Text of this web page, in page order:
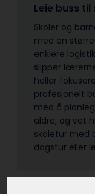
Leie buss
Skoler og
med en
enklere
slipper
heller
profesjonelt
med å
aldre, og vet
skoletur med
dagstur eller